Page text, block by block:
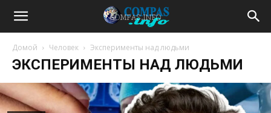
Домой Человек Эксперименты над людьми
ЭКСПЕРИМЕНТЫ НАД ЛЮДЬМИ